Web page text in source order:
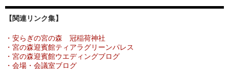
【関連リンク集】
・安らぎの宮の森 冠稲荷神社
・宮の森迎賓館ティアラグリーンパレス
・宮の森迎賓館ウエディングブログ
・会場・会議室ブログ